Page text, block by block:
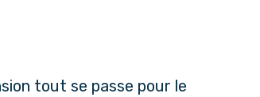
tout se passe pour le